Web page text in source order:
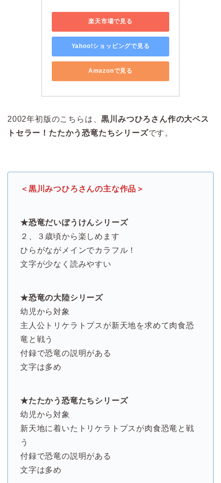
楽天市場で見る
Yahoo!ショッピングで見る
Amazonで見る
2002年初版のこちらは、黒川みつひろさん作の大ベス
トセラー！たたかう恐竜たちシリーズです。
＜黒川みつひろさんの主な作品＞
★恐竜だいぼうけんシリーズ
２、３歳頃から楽しめます
ひらがながメインでカラフル！
文字が少なく読みやすい
★恐竜の大陸シリーズ
幼児から対象
主人公トリケラトプスが新天地を求めて肉食恐
竜と戦う
付録で恐竜の説明がある
文字は多め
★たたかう恐竜たちシリーズ
幼児から対象
新天地に着いたトリケラトプスが肉食恐竜と戦
う
付録で恐竜の説明がある
文字は多め